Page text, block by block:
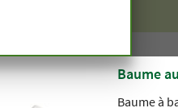
Baume
Baume à